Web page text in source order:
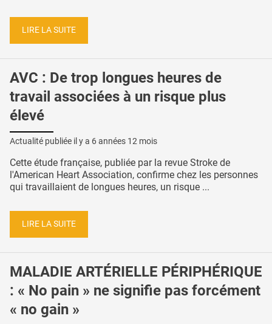
LIRE LA SUITE
AVC : De trop longues heures de
travail associées à un risque plus
élevé
Actualité publiée il y a 6 années 12 mois
Cette étude française, publiée par la revue Stroke de
l'American Heart Association, confirme chez les personnes
qui travaillaient de longues heures, un risque ...
LIRE LA SUITE
MALADIE ARTÉRIELLE PÉRIPHÉRIQUE
: « No pain » ne signifie pas forcément
« no gain »